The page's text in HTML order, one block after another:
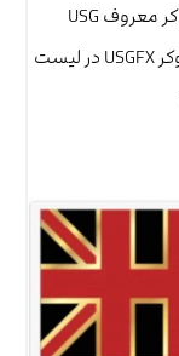
در همین راستا در این مقاله به نقد و بررسی بروکر معروف USG